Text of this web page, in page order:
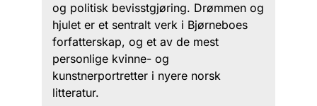
og politisk bevisstgjøring. Drømmen og
hjulet er et sentralt verk i Bjørneboes
forfatterskap, og et av de mest
personlige kvinne- og
kunstnerportretter i nyere norsk
litteratur.